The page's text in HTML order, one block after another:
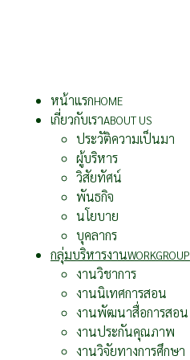
หน้าแรกHOME
เกี่ยวกับเราABOUT US
ประวัติความเป็นมา
ผู้บริหาร
วิสัยทัศน์
พันธกิจ
นโยบาย
บุคลากร
กลุ่มบริหารงานWORKGROUP
งานวิชาการ
งานนิเทศการสอน
งานพัฒนาสื่อการสอน
งานประกันคุณภาพ
งานวิจัยทางการศึกษา